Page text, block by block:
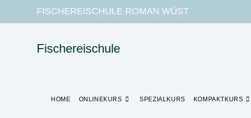
FISCHEREISCHULE ROMAN WÜST
Fischereischule
HOME ONLINEKURS SPEZIALKURS KOMPAKTKURS